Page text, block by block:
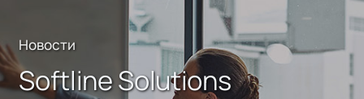
Новости
Softline Solutions